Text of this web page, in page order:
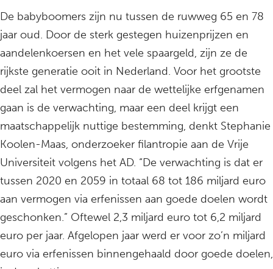
De babyboomers zijn nu tussen de ruwweg 65 en 78
jaar oud. Door de sterk gestegen huizenprijzen en
aandelenkoersen en het vele spaargeld, zijn ze de
rijkste generatie ooit in Nederland. Voor het grootste
deel zal het vermogen naar de wettelijke erfgenamen
gaan is de verwachting, maar een deel krijgt een
maatschappelijk nuttige bestemming, denkt Stephanie
Koolen-Maas, onderzoeker filantropie aan de Vrije
Universiteit volgens het AD. “De verwachting is dat er
tussen 2020 en 2059 in totaal 68 tot 186 miljard euro
aan vermogen via erfenissen aan goede doelen wordt
geschonken.” Oftewel 2,3 miljard euro tot 6,2 miljard
euro per jaar. Afgelopen jaar werd er voor zo’n miljard
euro via erfenissen binnengehaald door goede doelen,